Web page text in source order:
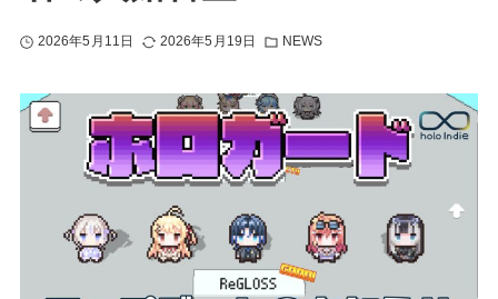
2026年5月11日 2026年5月19日 NEWS